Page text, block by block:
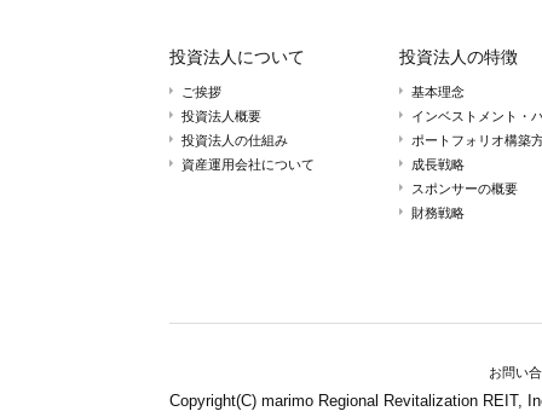
投資法人について
ご挨拶
投資法人概要
投資法人の仕組み
資産運用会社について
投資法人の特徴
基本理念
インベストメント・
ポートフォリオ構築
成長戦略
スポンサーの概要
財務戦略
お問い
Copyright(C) marimo Regional Revitalization REIT,